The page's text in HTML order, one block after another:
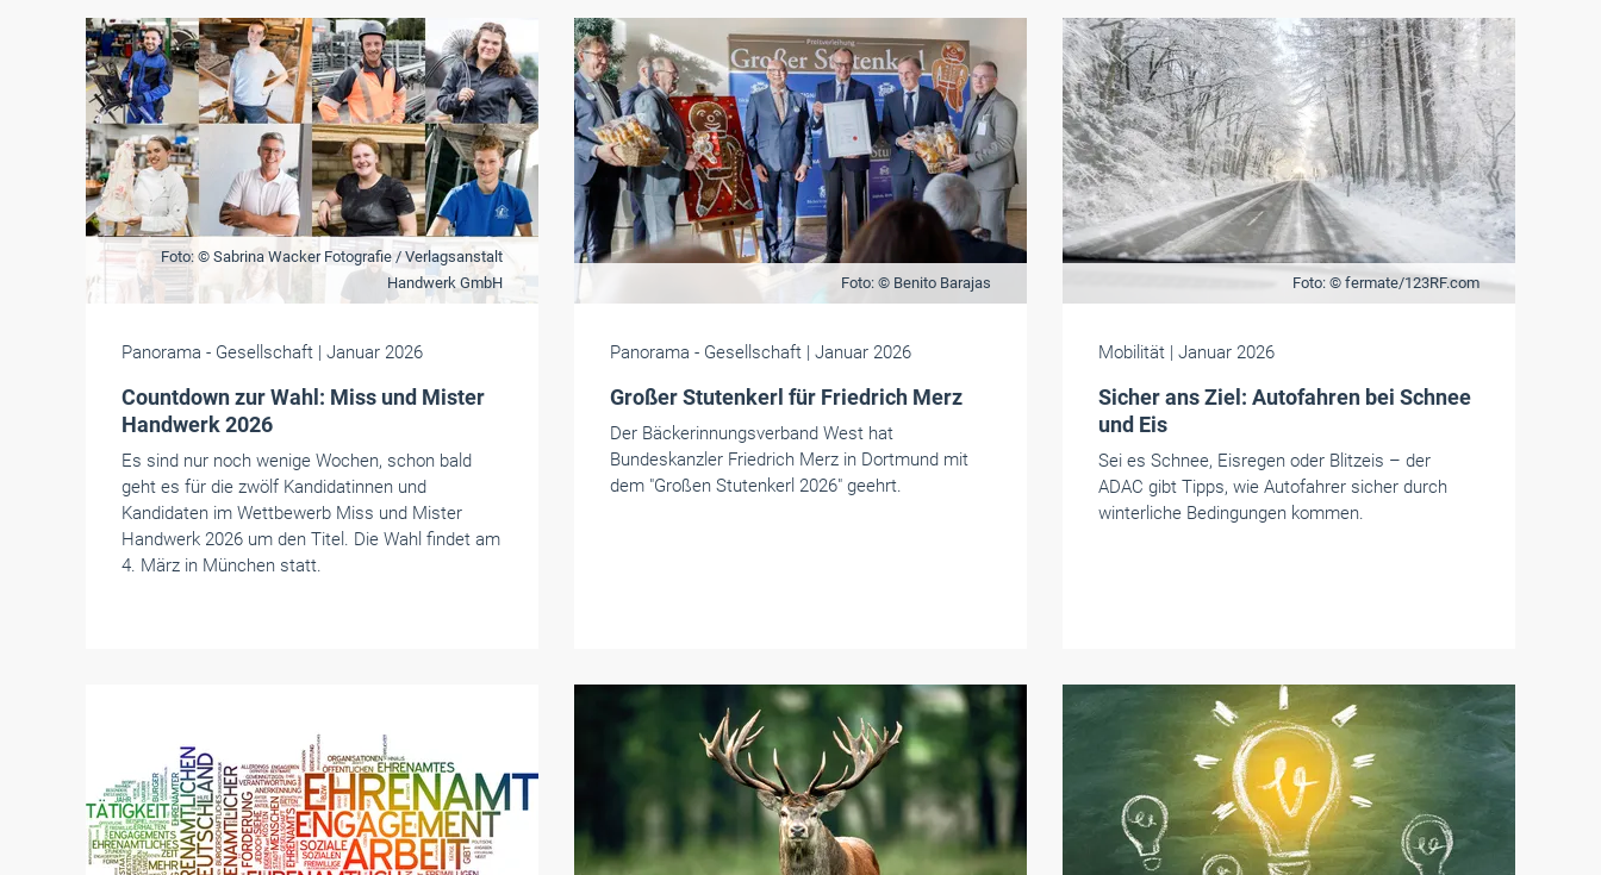
Foto: © Sabrina Wacker Fotografie / Verlagsanstalt
Handwerk GmbH
Panorama - Gesellschaft | Januar 2026
Countdown zur Wahl: Miss und Mister
Handwerk 2026
Es sind nur noch wenige Wochen, schon bald
geht es für die zwölf Kandidatinnen und
Kandidaten im Wettbewerb Miss und Mister
Handwerk 2026 um den Titel. Die Wahl findet am
4. März in München statt.
Foto: © Benito Barajas
Panorama - Gesellschaft | Januar 2026
Großer Stutenkerl für Friedrich Merz
Der Bäckerinnungsverband West hat
Bundeskanzler Friedrich Merz in Dortmund mit
dem "Großen Stutenkerl 2026" geehrt.
Foto: © fermate/123RF.com
Mobilität | Januar 2026
Sicher ans Ziel: Autofahren bei Schnee
und Eis
Sei es Schnee, Eisregen oder Blitzeis – der
ADAC gibt Tipps, wie Autofahrer sicher durch
winterliche Bedingungen kommen.